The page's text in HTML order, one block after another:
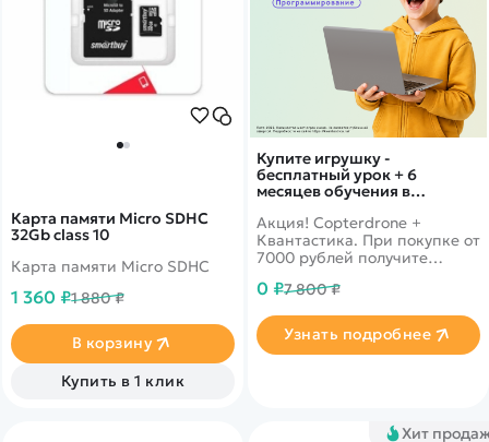
Купите игрушку -
бесплатный урок + 6
месяцев обучения в
Акция! Copterdrone +
Квантастика. При покупке от
7000 рублей получите
нашего партнера
0 ₽7 800 ₽
Узнать подробнее
Карта памяти Micro SDHC
32Gb class 10
Карта памяти Micro SDHC
1 360 ₽1 880 ₽
В корзину
Купить в 1 клик
Хит
Дополнительный способ связи
WhatsApp/Мобильный
Есть вопрос? Можем связаться с вами
Заказать звонок
Наши соцсети:
Каталог